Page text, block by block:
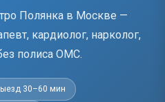
Полянка в Москве —
кардиолог, нарколог,
полиса ОМС.
30–60 мин